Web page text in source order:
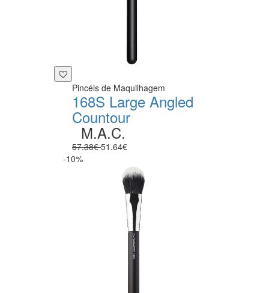
Pincéis de Maquilhagem
168S Large Angled
Countour
M.A.C.
57.38€51.64€
-10%